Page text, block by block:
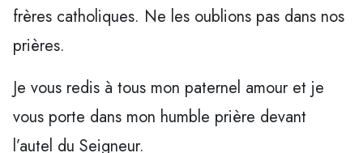
frères catholiques. Ne les oublions pas dans nos
prières.
Je vous redis à tous mon paternel amour et je
vous porte dans mon humble prière devant
l’autel du Seigneur.